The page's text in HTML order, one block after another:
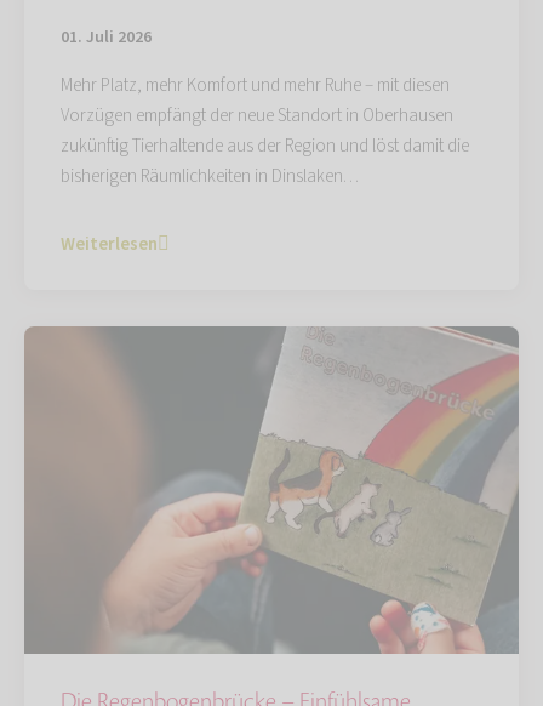
01. Juli 2026
Mehr Platz, mehr Komfort und mehr Ruhe – mit diesen
Vorzügen empfängt der neue Standort in Oberhausen
zukünftig Tierhaltende aus der Region und löst damit die
bisherigen Räumlichkeiten in Dinslaken…
Weiterlesen